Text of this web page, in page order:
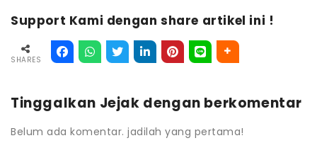
Support Kami dengan share artikel ini !
SHARES
Tinggalkan Jejak dengan berkomentar
Belum ada komentar. jadilah yang pertama!